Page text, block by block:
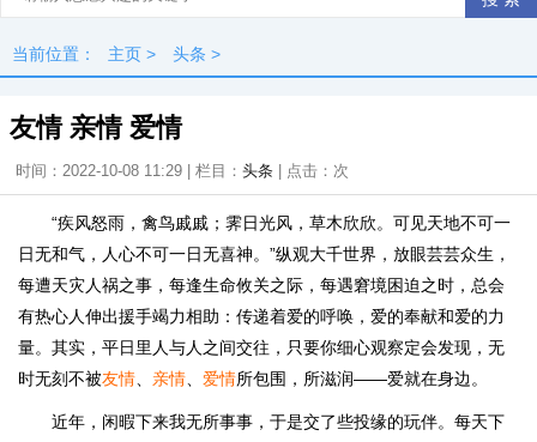
当前位置： 主页 > 头条 >
友情 亲情 爱情
时间：2022-10-08 11:29 | 栏目： 头条 | 点击： 次
“疾风怒雨，禽鸟戚戚；霁日光风，草木欣欣。可见天地不可一
日无和气，人心不可一日无喜神。”纵观大千世界，放眼芸芸众生，
每遭天灾人祸之事，每逢生命攸关之际，每遇窘境困迫之时，总会
有热心人伸出援手竭力相助：传递着爱的呼唤，爱的奉献和爱的力
量。其实，平日里人与人之间交往，只要你细心观察定会发现，无
时无刻不被友情 亲情 爱情所包围，所滋润——爱就在身边。
近年，闲暇下来我无所事事，于是交了些投缘的玩伴。每天下